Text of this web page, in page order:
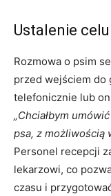
Ustalenie
Rozmowa o psim
przed wejściem do
telefonicznie lub
„Chciałbym
psa, z możliwością
Personel recepcji
lekarzowi, co
czasu i